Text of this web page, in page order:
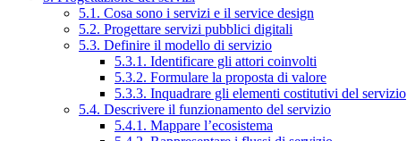
5.1. Cosa sono i servizi e il service design
5.2. Progettare servizi pubblici digitali
5.3. Definire il modello di servizio
5.3.1. Identificare gli attori coinvolti
5.3.2. Formulare la proposta di valore
5.3.3. Inquadrare gli elementi costitutivi del servizio
5.4. Descrivere il funzionamento del servizio
5.4.1. Mappare l’ecosistema